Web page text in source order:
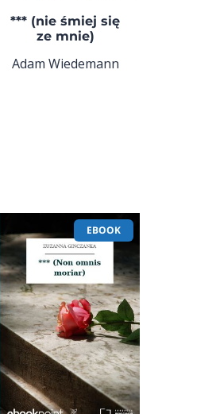
*** (nie śmiej się
ze mnie)
Adam Wiedemann
EBOOK